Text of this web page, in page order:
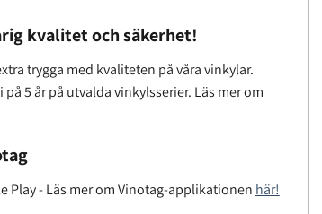
kvalitet och säkerhet!
trygga med kvaliteten på våra vinkylar.
5 år på utvalda vinkylsserier. Läs mer om
Play - Läs mer om Vinotag-applikationen här!